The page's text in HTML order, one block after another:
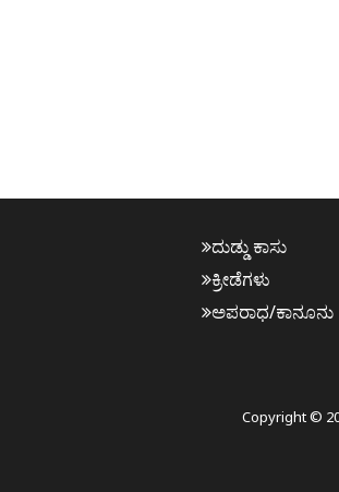
ದುಡ್ಡು ಕಾಸು
ಕ್ರೀಡೆಗಳು
ಅಪರಾಧ/ಕಾನೂನು
Copyright ©